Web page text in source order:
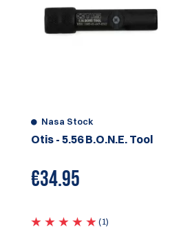
Nasa Stock
Otis - 5.56 B.O.N.E. Tool
€34.95
(1)